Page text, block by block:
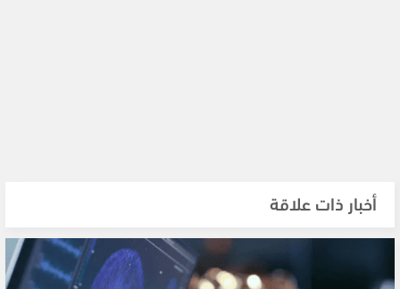
أخبار ذات علاقة